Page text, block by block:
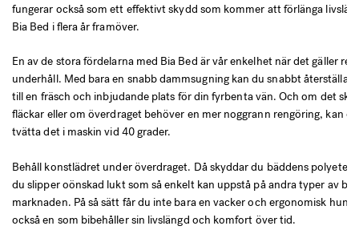
fungerar också som ett effektivt skydd som kommer att förlänga
Bia Bed i flera år framöver.
En av de stora fördelarna med Bia Bed är vår enkelhet när det gäller
underhåll. Med bara en snabb dammsugning kan du snabbt återställa
till en fräsch och inbjudande plats för din fyrbenta vän. Och om det
fläckar eller om överdraget behöver en mer noggrann rengöring, kan
tvätta det i maskin vid 40 grader.
Behåll konstlädret under överdraget. Då skyddar du bäddens
du slipper oönskad lukt som så enkelt kan uppstå på andra typer av
marknaden. På så sätt får du inte bara en vacker och ergonomisk
också en som bibehåller sin livslängd och komfort över tid.